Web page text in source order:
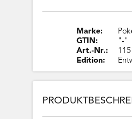
Marke:
GTIN:
Art.-Nr.:
Edition:
"-"